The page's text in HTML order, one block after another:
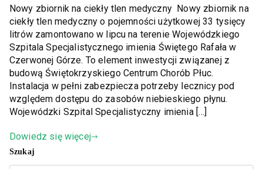
Nowy zbiornik na ciekły tlen medyczny Nowy zbiornik na
ciekły tlen medyczny o pojemności użytkowej 33 tysięcy
litrów zamontowano w lipcu na terenie Wojewódzkiego
Szpitala Specjalistycznego imienia Świętego Rafała w
Czerwonej Górze. To element inwestycji związanej z
budową Świętokrzyskiego Centrum Chorób Płuc.
Instalacja w pełni zabezpiecza potrzeby lecznicy pod
względem dostępu do zasobów niebieskiego płynu.
Wojewódzki Szpital Specjalistyczny imienia […]
Dowiedz się więcej
Szukaj